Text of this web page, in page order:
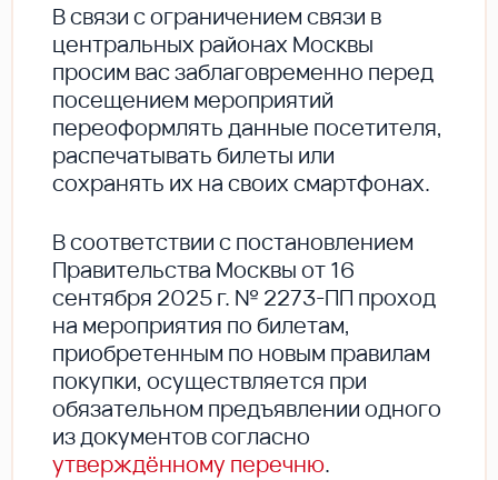
В cвязи с ограничением связи в
центральных районах Москвы
просим вас заблаговременно перед
посещением мероприятий
переоформлять данные посетителя,
распечатывать билеты или
сохранять их на своих смартфонах.
В соответствии с постановлением
Правительства Москвы от 16
сентября 2025 г. № 2273-ПП проход
на мероприятия по билетам,
приобретенным по новым правилам
покупки, осуществляется при
обязательном предъявлении одного
из документов согласно
утверждённому перечню.